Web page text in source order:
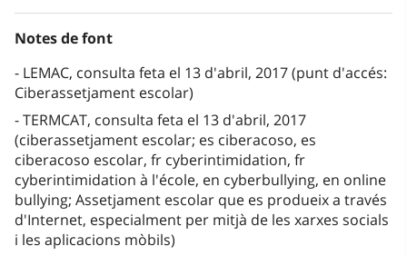
Notes de font
LEMAC, consulta feta el 13 d'abril, 2017 (punt d'accés:
Ciberassetjament escolar)
TERMCAT, consulta feta el 13 d'abril, 2017
(ciberassetjament escolar; es ciberacoso, es
ciberacoso escolar, fr cyberintimidation, fr
cyberintimidation à l'école, en cyberbullying, en online
bullying; Assetjament escolar que es produeix a través
d'Internet, especialment per mitjà de les xarxes socials
i les aplicacions mòbils)